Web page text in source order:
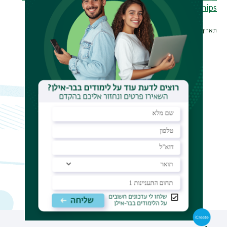
scholarships
תאריך עדכון אחרון : 21/07/2026